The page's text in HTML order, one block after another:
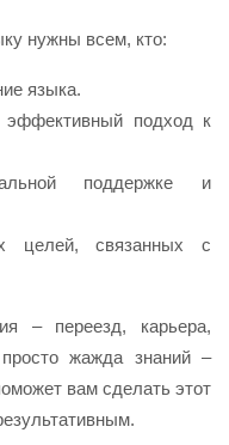
нужны всем, кто:
языка.
эффективный подход к
поддержке и
целей, связанных с
– переезд, карьера,
жажда знаний –
вам сделать этот